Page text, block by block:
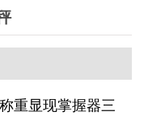
、称重显现掌握器三